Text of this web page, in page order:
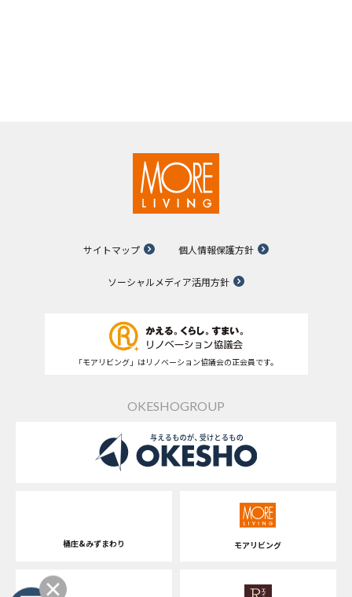
サイトマップ 個人情報保護方針
ソーシャルメディア活用方針
「モアリビング」はリノベーション協議会の正会員です。
OKESHOGROUP
桶庄&みずまわり モアリビング